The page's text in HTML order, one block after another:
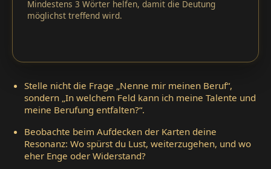
Mindestens 3 Wörter helfen, damit die Deutung
möglichst treffend wird.
Stelle nicht die Frage „Nenne mir meinen Beruf“,
sondern „In welchem Feld kann ich meine Talente und
meine Berufung entfalten?“.
Beobachte beim Aufdecken der Karten deine
Resonanz: Wo spürst du Lust, weiterzugehen, und wo
eher Enge oder Widerstand?